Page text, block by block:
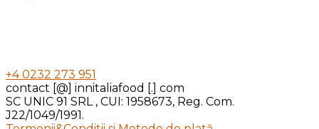
+4 0232 273 951
contact [@] innitaliafood [.] com
SC UNIC 91 SRL , CUI: 1958673, Reg. Com.
J22/1049/1991.